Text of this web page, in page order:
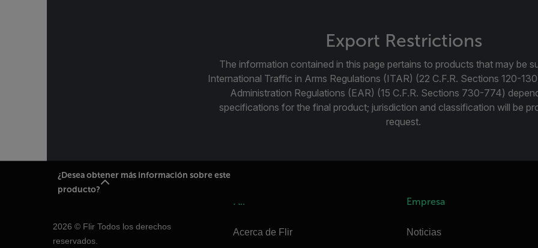
Export Restrictions
The information contained in this page pertains to products that may be
International Traffic in Arms Regulations (ITAR) (22 C.F.R. Sections 120-
Administration Regulations (EAR) (15 C.F.R. Sections 730-774)
specifications for the final product; jurisdiction and classification will be
request.
¿Desea obtener más información sobre este
producto?
2026 © Flir Todos los derechos
reservados.
Flir
Acerca de Flir
Empresa
Noticias